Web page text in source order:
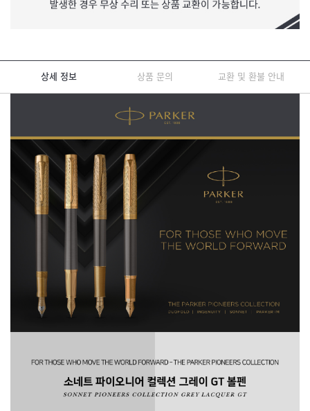
상세 정보 상품 문의 교환 및 환불 안내